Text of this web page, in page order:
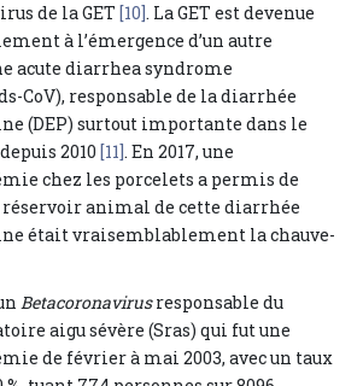
de la GET [10]. La GET est devenue
à l’émergence d’un autre
acute diarrhea syndrome
CoV), responsable de la diarrhée
(DEP) surtout importante dans le
2010 [11]. En 2017, une
chez les porcelets a permis de
animal de cette diarrhée
était vraisemblablement la chauve-
Betacoronavirusresponsable du
aigu sévère (Sras) qui fut une
de février à mai 2003, avec un taux